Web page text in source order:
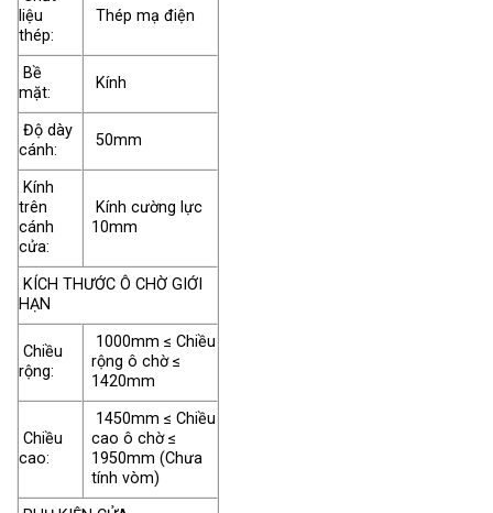
liệu
thép:
Thép mạ điện
Bề
mặt:
Kính
Độ dày
cánh:
50mm
Kính
trên
cánh
cửa:
Kính cường lực
10mm
KÍCH THƯỚC Ô CHỜ GIỚI
HẠN
Chiều
rộng:
1000mm ≤ Chiều
rộng ô chờ ≤
1420mm
Chiều
cao:
1450mm ≤ Chiều
cao ô chờ ≤
1950mm (Chưa
tính vòm)